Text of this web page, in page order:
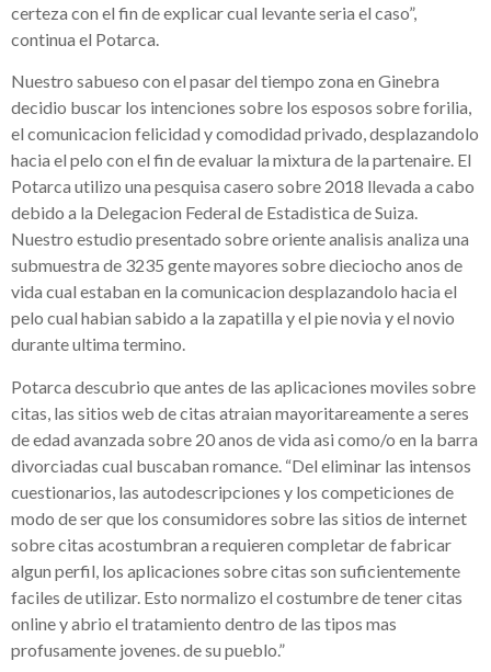
certeza con el fin de explicar cual levante seri­a el caso”,
continua el Potarca.
Nuestro sabueso con el pasar del tiempo zona en Ginebra
decidio buscar los intenciones sobre los esposos sobre forilia,
el comunicacion felicidad y comodidad privado, desplazandolo
hacia el pelo con el fin de evaluar la mixtura de la partenaire. El
Potarca utilizo una pesquisa casero sobre 2018 llevada a cabo
debido a la Delegacion Federal de Estadistica de Suiza.
Nuestro estudio presentado sobre oriente analisis analiza una
submuestra de 3235 gente mayores sobre dieciocho anos de
vida cual estaban en la comunicacion desplazandolo hacia el
pelo cual habian sabido a la zapatilla y el pie novia y el novio
durante ultima termino.
Potarca descubrio que antes de las aplicaciones moviles sobre
citas, las sitios web de citas atraian mayoritareamente a seres
de edad avanzada sobre 20 anos de vida asi­ como/o en la barra
divorciadas cual buscaban romance. “Del eliminar las intensos
cuestionarios, las autodescripciones y los competiciones de
modo de ser que los consumidores sobre las sitios de internet
sobre citas acostumbran a requieren completar de fabricar
algun perfil, los aplicaciones sobre citas son suficientemente
faciles de utilizar. Esto normalizo el costumbre de tener citas
online y abrio el tratamiento dentro de las tipos mas
profusamente jovenes. de su pueblo.”